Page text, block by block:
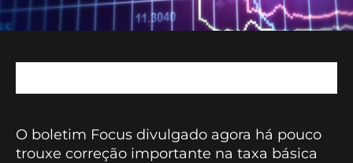
O boletim Focus divulgado agora há pouco
trouxe correção importante na taxa básica